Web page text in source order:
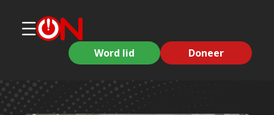
Word lid Doneer